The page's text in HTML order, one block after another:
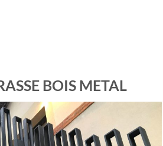
BOIS METAL